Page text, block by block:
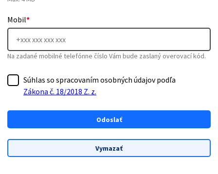
Mobil*
Na zadané mobilné telefónne číslo Vám bude zaslaný overovací kód.
Súhlas so spracovaním osobných údajov podľa
Zákona č. 18/2018 Z. z.